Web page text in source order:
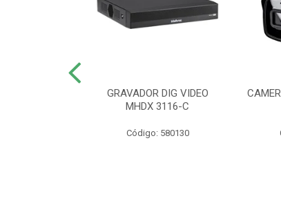
GRAVADOR DIG VIDEO
MHDX 3116-C
Código: 580130